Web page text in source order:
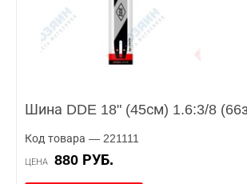
Шина DDE 18" (45см) 1.6:3/8
Код товара — 221111
ЦЕНА 880 РУБ.